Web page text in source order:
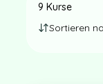
9 Kurse
Sortieren